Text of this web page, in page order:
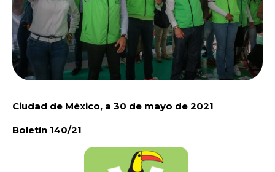
Ciudad de México, a 30 de mayo de 2021
Boletín 140/21